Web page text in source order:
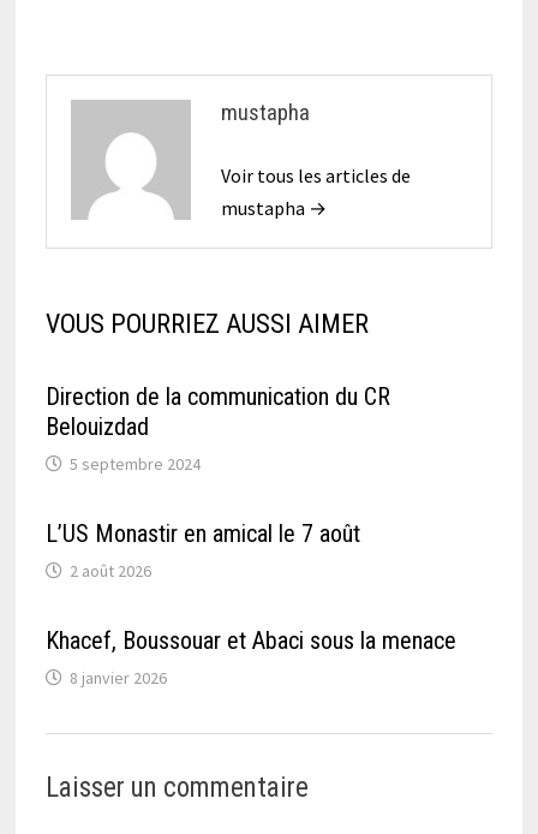
mustapha
Voir tous les articles de
mustapha →
VOUS POURRIEZ AUSSI AIMER
Direction de la communication du CR
Belouizdad
5 septembre 2024
L’US Monastir en amical le 7 août
2 août 2026
Khacef, Boussouar et Abaci sous la menace
8 janvier 2026
Laisser un commentaire